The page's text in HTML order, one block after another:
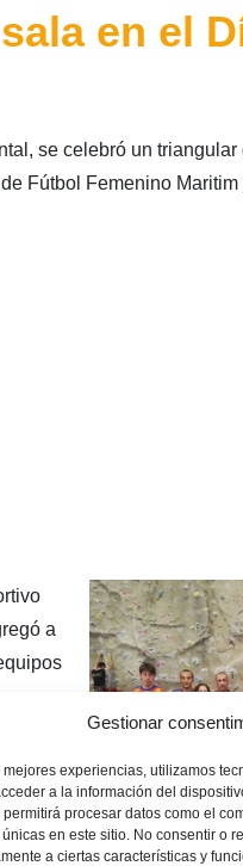
Gestionar
mejores experiencias, utilizamos
a la información del
procesar datos como el
en este sitio. No consentir o
a ciertas características y
en el
se celebró un triangular
Fútbol Femenino
a